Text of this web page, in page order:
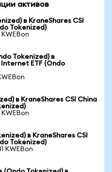
активов
в KraneShares CSI
Tokenized)
Tokenized) в
Internet ETF (Ondo
в KraneShares CSI China
в KraneShares CSI
Tokenized)
KWEBon